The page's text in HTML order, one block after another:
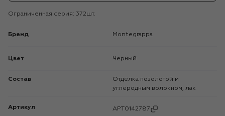
Ограниченная серия: 372шт.
Бренд Montegrappa
Цвет Черный
Состав
Отделка позолотой и
углеродным волокном, лак
Артикул APT0142787